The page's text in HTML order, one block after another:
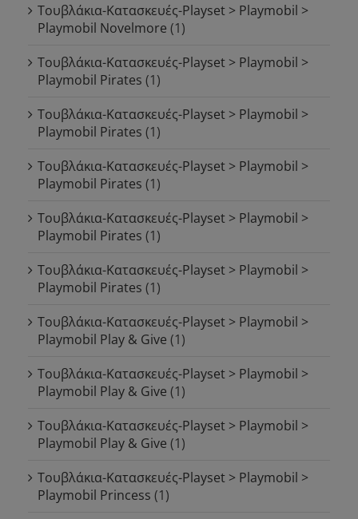
Τουβλάκια-Κατασκευές-Playset > Playmobil >
Playmobil Novelmore (1)
Τουβλάκια-Κατασκευές-Playset > Playmobil >
Playmobil Pirates (1)
Τουβλάκια-Κατασκευές-Playset > Playmobil >
Playmobil Pirates (1)
Τουβλάκια-Κατασκευές-Playset > Playmobil >
Playmobil Pirates (1)
Τουβλάκια-Κατασκευές-Playset > Playmobil >
Playmobil Pirates (1)
Τουβλάκια-Κατασκευές-Playset > Playmobil >
Playmobil Pirates (1)
Τουβλάκια-Κατασκευές-Playset > Playmobil >
Playmobil Play & Give (1)
Τουβλάκια-Κατασκευές-Playset > Playmobil >
Playmobil Play & Give (1)
Τουβλάκια-Κατασκευές-Playset > Playmobil >
Playmobil Play & Give (1)
Τουβλάκια-Κατασκευές-Playset > Playmobil >
Playmobil Princess (1)